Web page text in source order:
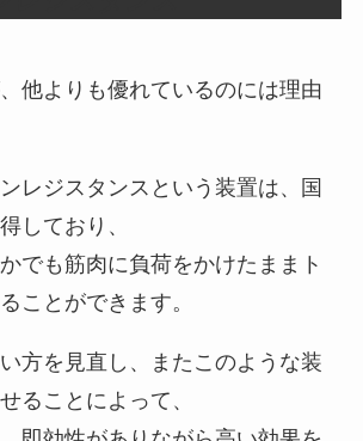
他よりも優れているのには理由
レジスタンスという装置は、国
しており、
でも筋肉に負荷をかけたままト
ことができます。
方を見直し、またこのような装
ることによって、